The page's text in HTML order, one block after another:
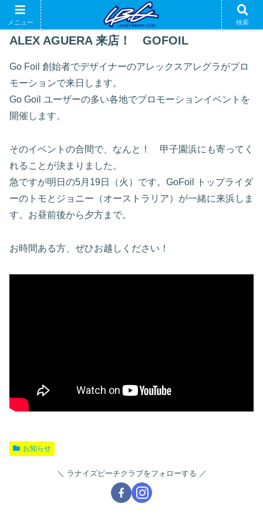
ALEX AGUERA 来店！ GOFOIL
Go Foil 創始者でデザイナーのアレックスアレグラがプロ
モーションで来日します。
Go Goil ユーザーの多い各地でプロモーションイベントを
開催します。
そのイベントの合間で、なんと！ 甲子園浜にも寄ってく
れることが決まりました。
急ですが明日の5月19日（火）です。GoFoil トップライダ
ーのトモとジョニー（オーストラリア）が一緒に来浜しま
す。お昼前後から夕方まで。
お時間ある方、ぜひお越しください！
お知らせ
ラナイズビーチクラブをフォローする
メニュー 検索